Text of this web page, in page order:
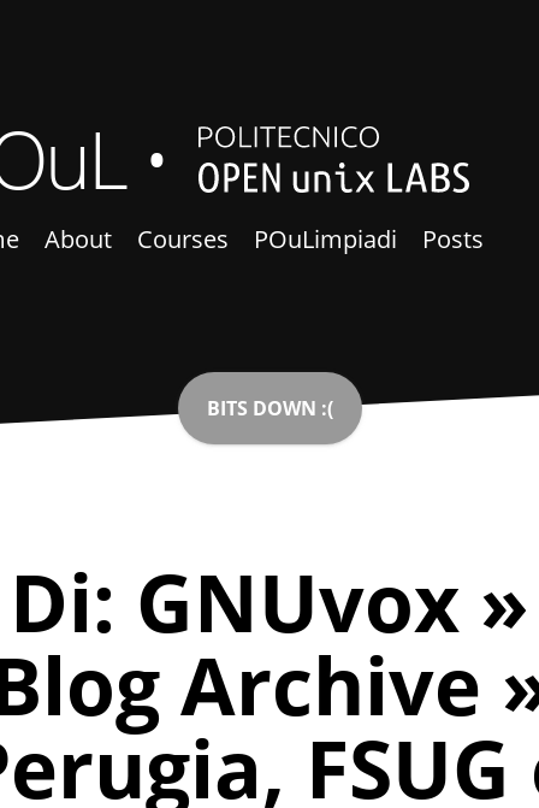
About Courses POuLimpiadi Posts
Di: GNUvox »
Archive
FSUG